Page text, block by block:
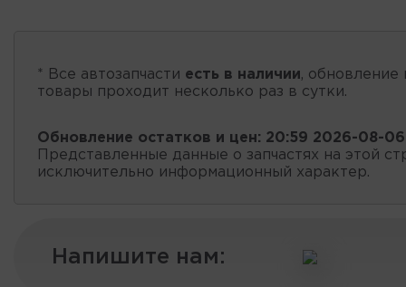
* Все автозапчасти есть в наличии, обновление
товары проходит несколько раз в сутки.
Обновление остатков и цен: 20:59 2026-08-06
Представленные данные о запчастях на этой
исключительно информационный характер.
Напишите нам: